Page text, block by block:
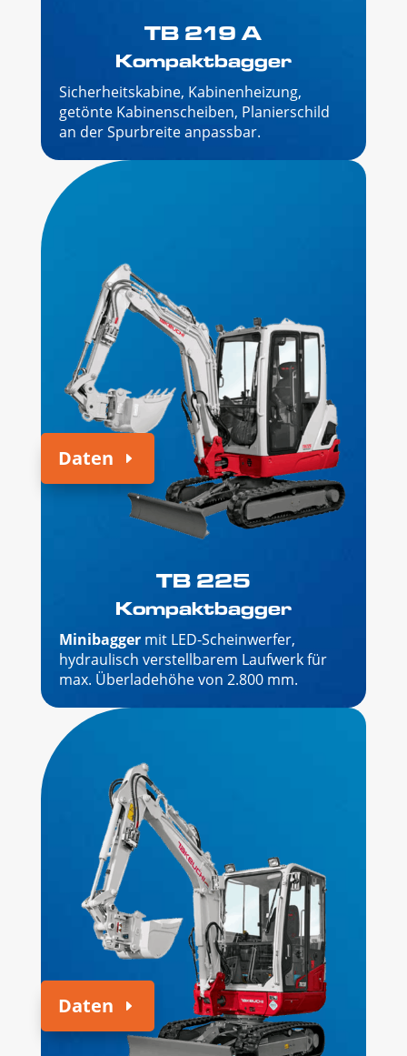
TB 219 A
Kompaktbagger
Sicherheitskabine, Kabinenheizung,
getönte Kabinenscheiben, Planierschild
an der Spurbreite anpassbar.
TB 225
Kompaktbagger
Minibaggermit LED-Scheinwerfer,
hydraulisch verstellbarem Laufwerk für
max. Überladehöhe von 2.800 mm.
Daten
Daten